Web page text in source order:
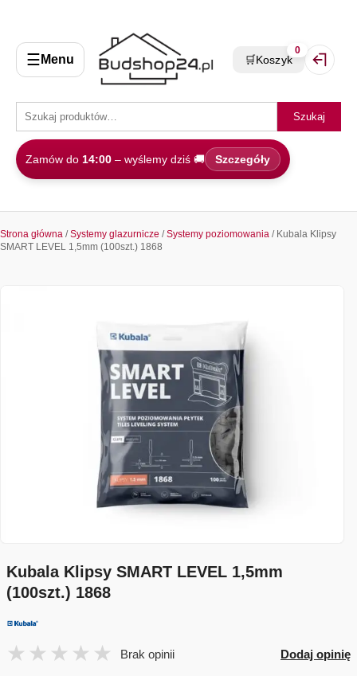
☰ Menu
Szukaj
Zamów do 14:00 – wyślemy dziś 🚚 Szczegóły
🛒Koszyk
0
Strona główna /Systemy glazurnicze /Systemy poziomowania / Kubala Klipsy
SMART LEVEL 1,5mm (100szt.) 1868
Kubala Klipsy SMART LEVEL 1,5mm
(100szt.) 1868
Brak opinii Dodaj opinię